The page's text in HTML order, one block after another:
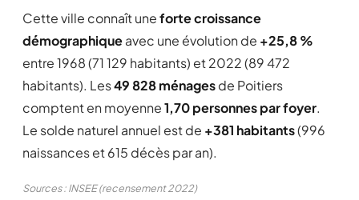
Cette ville connaît uneforte croissance
démographiqueavec une évolution de +25,8 %
entre 1968 (71 129 habitants) et 2022 (89 472
habitants). Les49 828 ménagesde Poitiers
comptent en moyenne1,70 personnes par foyer.
Le solde naturel annuel est de +381 habitants(996
naissances et 615 décès par an).
Sources : INSEE (recensement 2022)